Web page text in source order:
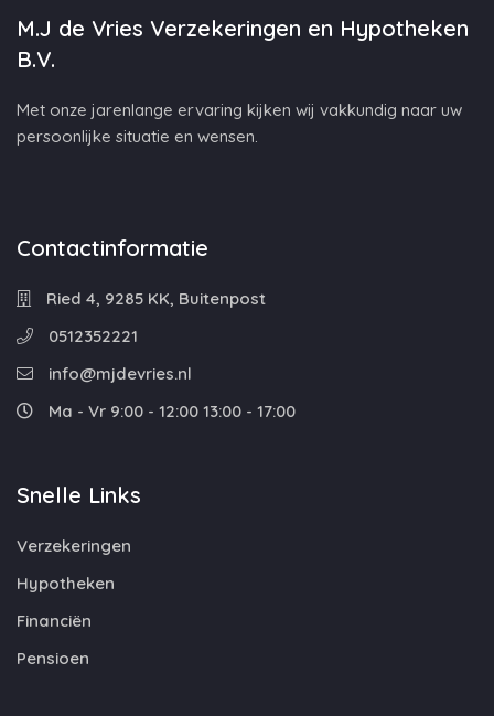
M.J de Vries Verzekeringen en Hypotheken
B.V.
Met onze jarenlange ervaring kijken wij vakkundig naar uw
persoonlijke situatie en wensen.
Contactinformatie
Ried 4, 9285 KK, Buitenpost
0512352221
info@mjdevries.nl
Ma - Vr 9:00 - 12:00 13:00 - 17:00
Snelle Links
Verzekeringen
Hypotheken
Financiën
Pensioen